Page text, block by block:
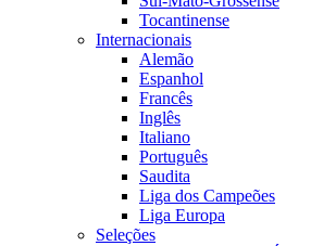
Tocantinense
Internacionais
Alemão
Espanhol
Francês
Inglês
Italiano
Português
Saudita
Liga dos Campeões
Liga Europa
Seleções